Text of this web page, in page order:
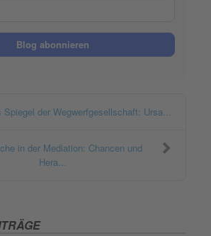
Blog abonnieren
der Wegwerfgesellschaft: Ursa...
in der Mediation: Chancen und
Hera...